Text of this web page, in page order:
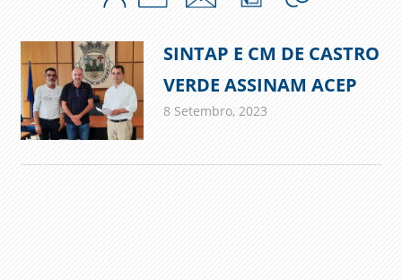
SINTAP E CM DE CASTRO
VERDE ASSINAM ACEP
8 Setembro, 2023